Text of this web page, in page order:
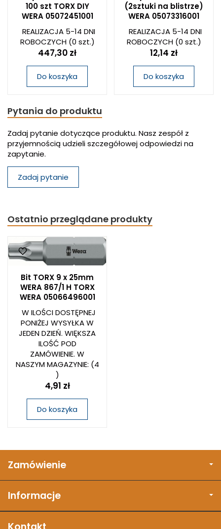
100 szt TORX DIY
WERA 05072451001
REALIZACJA 5-14 DNI
ROBOCZYCH(0 szt.)
447,30 zł
Do koszyka
(2sztuki na blistrze)
WERA 05073316001
REALIZACJA 5-14 DNI
ROBOCZYCH(0 szt.)
12,14 zł
Do koszyka
Pytania do produktu
Zadaj pytanie dotyczące produktu. Nasz zespół z
przyjemnością udzieli szczegółowej odpowiedzi na
zapytanie.
Zadaj pytanie
Ostatnio przeglądane produkty
Bit TORX 9 x 25mm
WERA 867/1 H TORX
WERA 05066496001
W ILOŚCI DOSTĘPNEJ
PONIŻEJ WYSYŁKA W
JEDEN DZIEŃ. WIĘKSZA
ILOŚĆ POD
ZAMÓWIENIE. W
NASZYM MAGAZYNIE: (4
)
4,91 zł
Do koszyka
Zamówienie
Informacje